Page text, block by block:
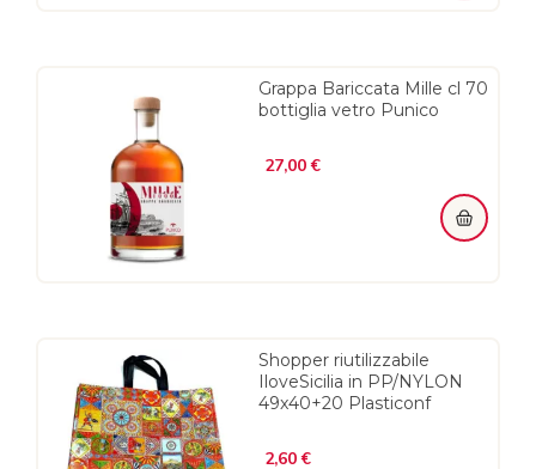
Grappa Bariccata Mille cl 70
bottiglia vetro Punico
27,00 €
Shopper riutilizzabile
IloveSicilia in PP/NYLON
49x40+20 Plasticonf
2,60 €